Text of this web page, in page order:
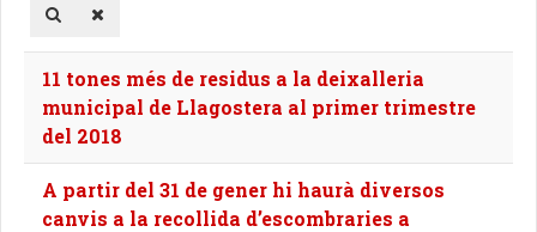
del
11 tones més de residus a la deixalleria
municipal de Llagostera al primer trimestre
del 2018
A partir del 31 de gener hi haurà diversos
canvis a la recollida d’escombraries a